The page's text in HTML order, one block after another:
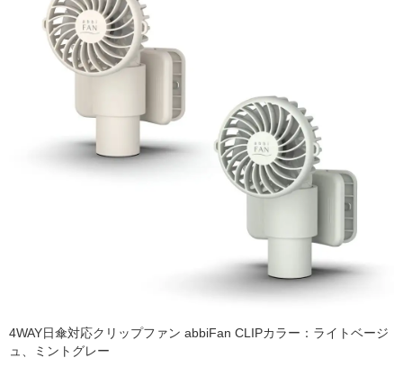
4WAY日傘対応クリップファン abbiFan CLIPカラー：ライトベージ
ュ、ミントグレー